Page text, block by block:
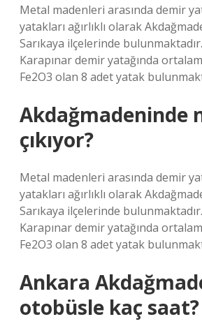
Metal madenleri arasında demir
yatakları ağırlıklı olarak
Sarıkaya ilçelerinde
Karapınar demir yatağında
Fe2O3 olan 8 adet yatak
Akdağmadeninde
çıkıyor?
Metal madenleri arasında demir
yatakları ağırlıklı olarak
Sarıkaya ilçelerinde
Karapınar demir yatağında
Fe2O3 olan 8 adet yatak
Ankara
otobüsle kaç saat?